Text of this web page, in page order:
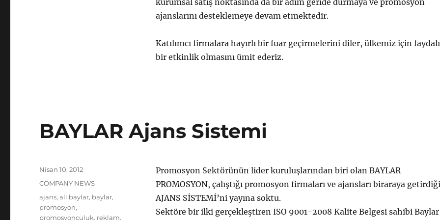
kurumsal satış noktasında da bir adım geride durmaya ve promosyon
ajanslarını desteklemeye devam etmektedir.
Katılımcı firmalara hayırlı bir fuar geçirmelerini diler, ülkemiz için faydalı
bir etkinlik olmasını ümit ederiz.
BAYLAR Ajans Sistemi
Promosyon Sektörünün lider kuruluşlarından biri olan BAYLAR
PROMOSYON, çalıştığı promosyon firmaları ve ajansları biraraya getirdiği
AJANS SİSTEMİ’ni yayına soktu.
Sektöre bir ilki gerçekleştiren ISO 9001-2008 Kalite Belgesi sahibi Baylar
Yayın
Nisan 10, 2012
Kategoriler
COMPANY NEWS
Etiketler
ajans,ali baylar, baylar,
promosyon,
promosyonculuk, reklam,